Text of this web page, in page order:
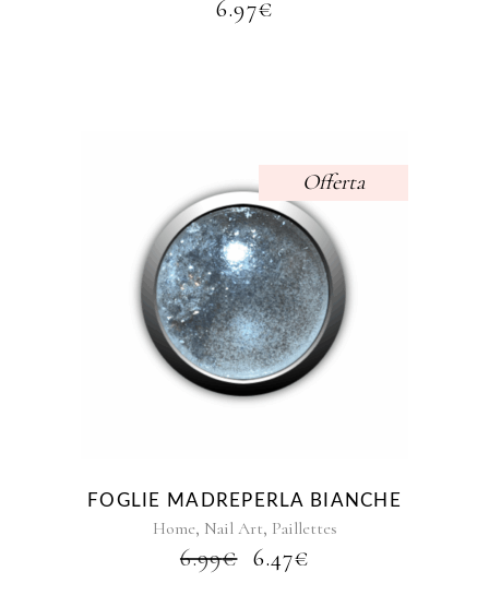
pagina
6.97€
Offerta
FOGLIE MADREPERLA BIANCHE
Home, Nail Art, Paillettes
6.99€ IL
PREZZO
6.47€